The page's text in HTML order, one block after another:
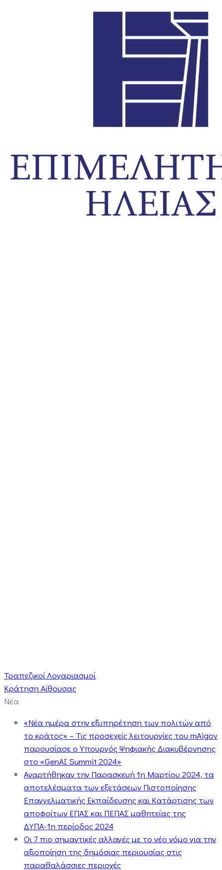
Τραπεζικοί Λογαριασμοί
Κράτηση Αίθουσας
Νέα
«Νέα ημέρα στην εξυπηρέτηση των πολιτών από
το κράτος» – Τις προσεχείς λειτουργίες του mAigov
παρουσίασε ο Υπουργός Ψηφιακής Διακυβέρνησης
στο «GenAI Summit 2024»
Αναρτήθηκαν την Παρασκευή 1η Μαρτίου 2024, τα
αποτελέσματα των εξετάσεων Πιστοποίησης
Επαγγελματικής Εκπαίδευσης και Κατάρτισης των
αποφοίτων ΕΠΑΣ και ΠΕΠΑΣ μαθητείας της
ΔΥΠΑ-1η περίοδος 2024
Οι 7 πιο σημαντικές αλλαγές με το νέο νόμο για την
αξιοποίηση της δημόσιας περιουσίας στις
παραθαλάσσιες περιοχές